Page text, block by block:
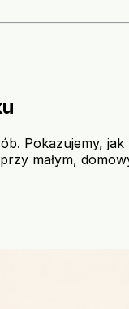
Pokazujemy,
małym,